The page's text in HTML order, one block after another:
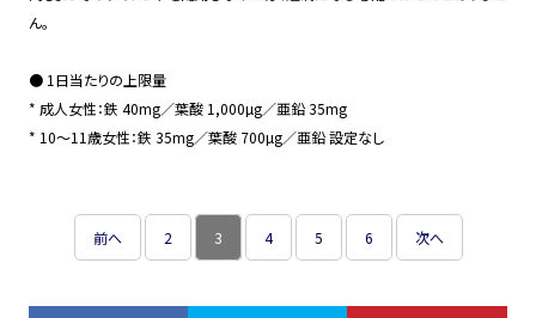
ん。
● 1日当たりの上限量
* 成人女性：鉄 40mg／葉酸 1,000µg／亜鉛 35mg
* 10〜11歳女性：鉄 35mg／葉酸 700µg／亜鉛 設定なし
前へ 2 3 4 5 6 次へ